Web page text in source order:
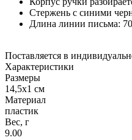
Стержень с синими
Длина линии письма:
Поставляется в
Характеристики
Размеры
14,5х1 см
Материал
пластик
Вес, г
9.00